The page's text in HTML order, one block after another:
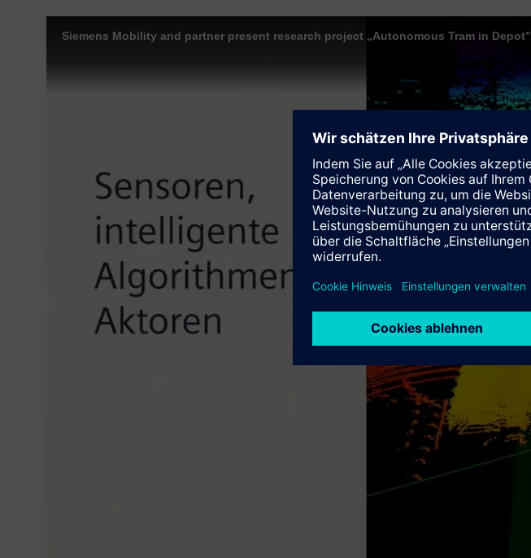
Siemens Mobility and partner present research project „Autonomous Tram in Depot”